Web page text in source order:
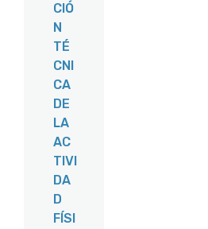
CIÓ
N
TÉ
CNI
CA
DE
LA
AC
TIVI
DA
D
FÍSI